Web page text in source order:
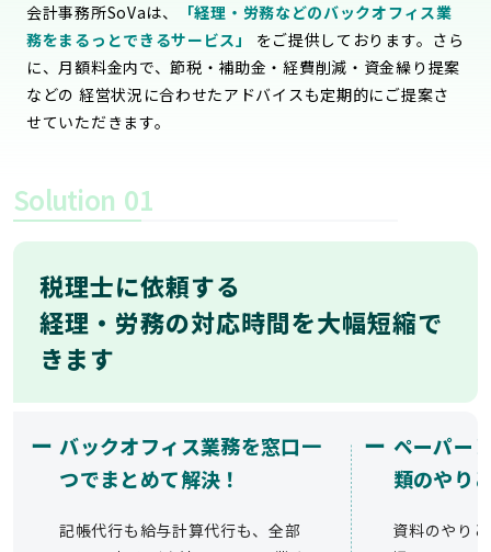
会計事務所SoVaは、
「経理・労務などのバックオフィス業
務をまるっとできるサービス」
をご提供しております。さら
に、月額料金内で、節税・補助金・経費削減・資金繰り提案
などの 経営状況に合わせたアドバイスも定期的にご提案さ
せていただきます。
Solution 01
税理士に依頼する
経理・労務の対応時間を大幅短縮で
きます
ー バックオフィス業務を窓口一
つでまとめて解決！
記帳代行も給与計算代行も、全部
ー ペーパー
類のやり
資料のやり